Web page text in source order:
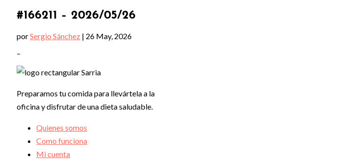
#166211 – 2026/05/26
porSergio Sánchez | 26 May, 2026
–
Preparamos tu comida para llevártela a la
oficina y disfrutar de una dieta saludable.
Quienes somos
Como funciona
Mi cuenta